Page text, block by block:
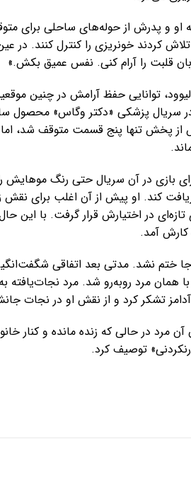
او و پدرش از حوله‌های ساحلی برای
تلاش کردند خونریزی را کنترل کنند.
قلبت را آرام کنی. نفس عمیق بکش.»
توانایی حفظ آرامش در چنین
پخش تنها پنج قسمت متوقف شد،
بازی در آن سریال حتی رنگ
کند. او پیش از آن اغلب برای
در اختیارش قرار گرفت. با این
کارش آمد.
ختم نشد. مدتی بعد اتفاقی
با همان مرد روبه‌رو شد. مرد
تشکر کرد و از نقش او در نجات
مرد در حالی که زنده مانده و کنار
توصیف کرد.